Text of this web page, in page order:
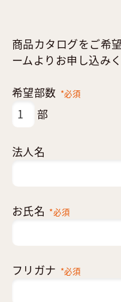
商品カタログをご希
ームよりお申し込みく
希望部数 *必須
部
法人名
お氏名 *必須
フリガナ *必須